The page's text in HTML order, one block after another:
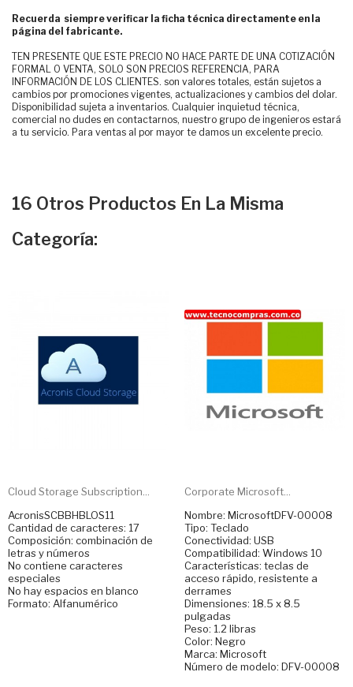
Recuerda siempre verificar la ficha técnica directamente en la
página del fabricante.
TEN PRESENTE QUE ESTE PRECIO NO HACE PARTE DE UNA COTIZACIÓN
FORMAL O VENTA, SOLO SON PRECIOS REFERENCIA, PARA
INFORMACIÓN DE LOS CLIENTES. son valores totales, están sujetos a
cambios por promociones vigentes, actualizaciones y cambios del dolar.
Disponibilidad sujeta a inventarios. Cualquier inquietud técnica,
comercial no dudes en contactarnos, nuestro grupo de ingenieros estará
a tu servicio. Para ventas al por mayor te damos un excelente precio.
16 Otros Productos En La Misma
Categoría:
Cloud Storage Subscription...
AcronisSCBBHBLOS11
Cantidad de caracteres: 17
Composición: combinación de
letras y números
No contiene caracteres
especiales
No hay espacios en blanco
Formato: Alfanumérico
Corporate Microsoft...
Nombre: MicrosoftDFV-00008
Tipo: Teclado
Conectividad: USB
Compatibilidad: Windows 10
Características: teclas de
acceso rápido, resistente a
derrames
Dimensiones: 18.5 x 8.5
pulgadas
Peso: 1.2 libras
Color: Negro
Marca: Microsoft
Número de modelo: DFV-00008